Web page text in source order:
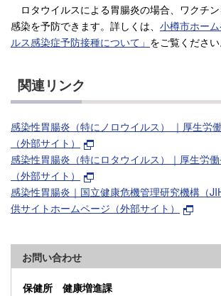
ロタウイルスによる胃腸炎の場合、ワクチ
感染を予防できます。詳しくは、 小樽市ホー
ルス感染症予防接種について」 をご覧ください
関連リンク
感染性胃腸炎（特にノロウイルス） ｜厚生労
（外部サイト）
感染性胃腸炎（特にロタウイルス）｜厚生労
（外部サイト）
感染性胃腸炎｜国立健康危機管理研究機構（
供サイトホームページ（外部サイト）
お問い合わせ
保健所 健康増進課